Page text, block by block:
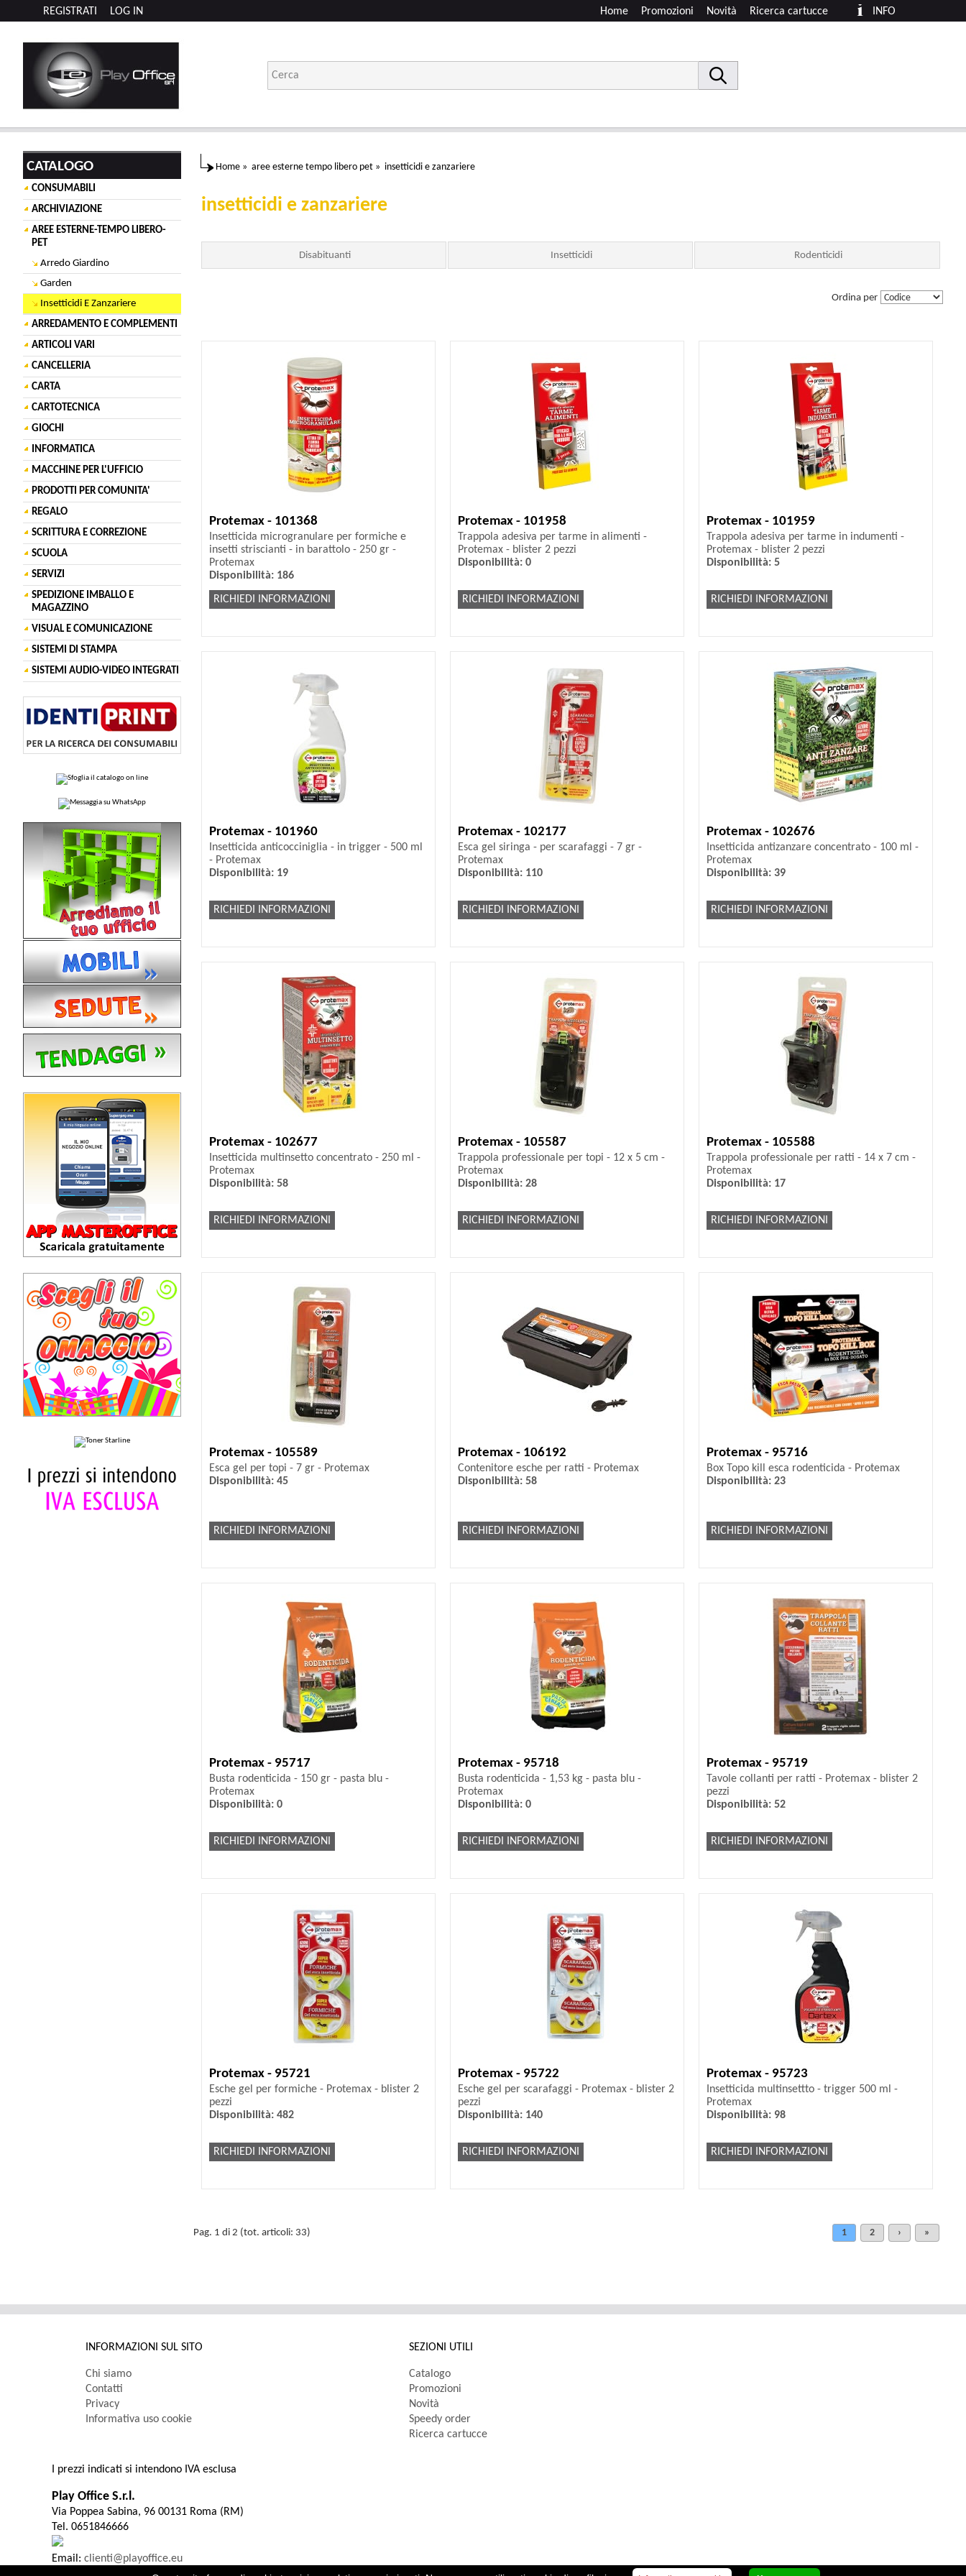
LOG IN
REGISTRATI INFO
Ricerca cartucce
Novità
Promozioni
Home
CATALOGO
CONSUMABILI
ARCHIVIAZIONE
AREE ESTERNE-TEMPO LIBERO-
PET
Arredo Giardino
Garden
Insetticidi E Zanzariere
ARREDAMENTO E COMPLEMENTI
ARTICOLI VARI
CANCELLERIA
CARTA
CARTOTECNICA
GIOCHI
INFORMATICA
MACCHINE PER L'UFFICIO
PRODOTTI PER COMUNITA'
REGALO
SCRITTURA E CORREZIONE
SCUOLA
SERVIZI
SPEDIZIONE IMBALLO E
MAGAZZINO
VISUAL E COMUNICAZIONE
SISTEMI DI STAMPA
SISTEMI AUDIO-VIDEO INTEGRATI
Home » aree esterne tempo libero pet » insetticidi e zanzariere
insetticidi e zanzariere
Disabituanti Insetticidi Rodenticidi
Ordina per
Protemax - 101368
Insetticida microgranulare per formiche e
insetti striscianti - in barattolo - 250 gr -
Protemax
Disponibilità: 186
RICHIEDI INFORMAZIONI
Protemax - 101958
Trappola adesiva per tarme in alimenti -
Protemax - blister 2 pezzi
Disponibilità: 0
RICHIEDI INFORMAZIONI
Protemax - 101959
Trappola adesiva per tarme in indumenti -
Protemax - blister 2 pezzi
Disponibilità: 5
RICHIEDI INFORMAZIONI
Protemax - 101960
Insetticida anticocciniglia - in trigger - 500 ml
- Protemax
Disponibilità: 19
RICHIEDI INFORMAZIONI
Protemax - 102177
Esca gel siringa - per scarafaggi - 7 gr -
Protemax
Disponibilità: 110
RICHIEDI INFORMAZIONI
Protemax - 102676
Insetticida antizanzare concentrato - 100 ml -
Protemax
Disponibilità: 39
RICHIEDI INFORMAZIONI
Protemax - 102677
Insetticida multinsetto concentrato - 250 ml -
Protemax
Disponibilità: 58
RICHIEDI INFORMAZIONI
Protemax - 105587
Trappola professionale per topi - 12 x 5 cm -
Protemax
Disponibilità: 28
RICHIEDI INFORMAZIONI
Protemax - 105588
Trappola professionale per ratti - 14 x 7 cm -
Protemax
Disponibilità: 17
RICHIEDI INFORMAZIONI
Protemax - 105589
Esca gel per topi - 7 gr - Protemax
Disponibilità: 45
RICHIEDI INFORMAZIONI
Protemax - 106192
Contenitore esche per ratti - Protemax
Disponibilità: 58
RICHIEDI INFORMAZIONI
Protemax - 95716
Box Topo kill esca rodenticida - Protemax
Disponibilità: 23
RICHIEDI INFORMAZIONI
Protemax - 95717
Busta rodenticida - 150 gr - pasta blu -
Protemax
Disponibilità: 0
RICHIEDI INFORMAZIONI
Protemax - 95718
Busta rodenticida - 1,53 kg - pasta blu -
Protemax
Disponibilità: 0
RICHIEDI INFORMAZIONI
Protemax - 95719
Tavole collanti per ratti - Protemax - blister 2
pezzi
Disponibilità: 52
RICHIEDI INFORMAZIONI
Protemax - 95721
Esche gel per formiche - Protemax - blister 2
pezzi
Disponibilità: 482
RICHIEDI INFORMAZIONI
Protemax - 95722
Esche gel per scarafaggi - Protemax - blister 2
pezzi
Disponibilità: 140
RICHIEDI INFORMAZIONI
Protemax - 95723
Insetticida multinsettto - trigger 500 ml -
Protemax
Disponibilità: 98
RICHIEDI INFORMAZIONI
Pag. 1 di 2 (tot. articoli: 33) 1 2 › »
INFORMAZIONI SUL SITO
Chi siamo
Contatti
Privacy
Informativa uso cookie
SEZIONI UTILI
Catalogo
Promozioni
Novità
Speedy order
Ricerca cartucce
I prezzi indicati si intendono IVA esclusa
Play Office S.r.l.
Via Poppea Sabina, 96 00131 Roma (RM)
Tel. 0651846666
Email: clienti@playoffice.eu